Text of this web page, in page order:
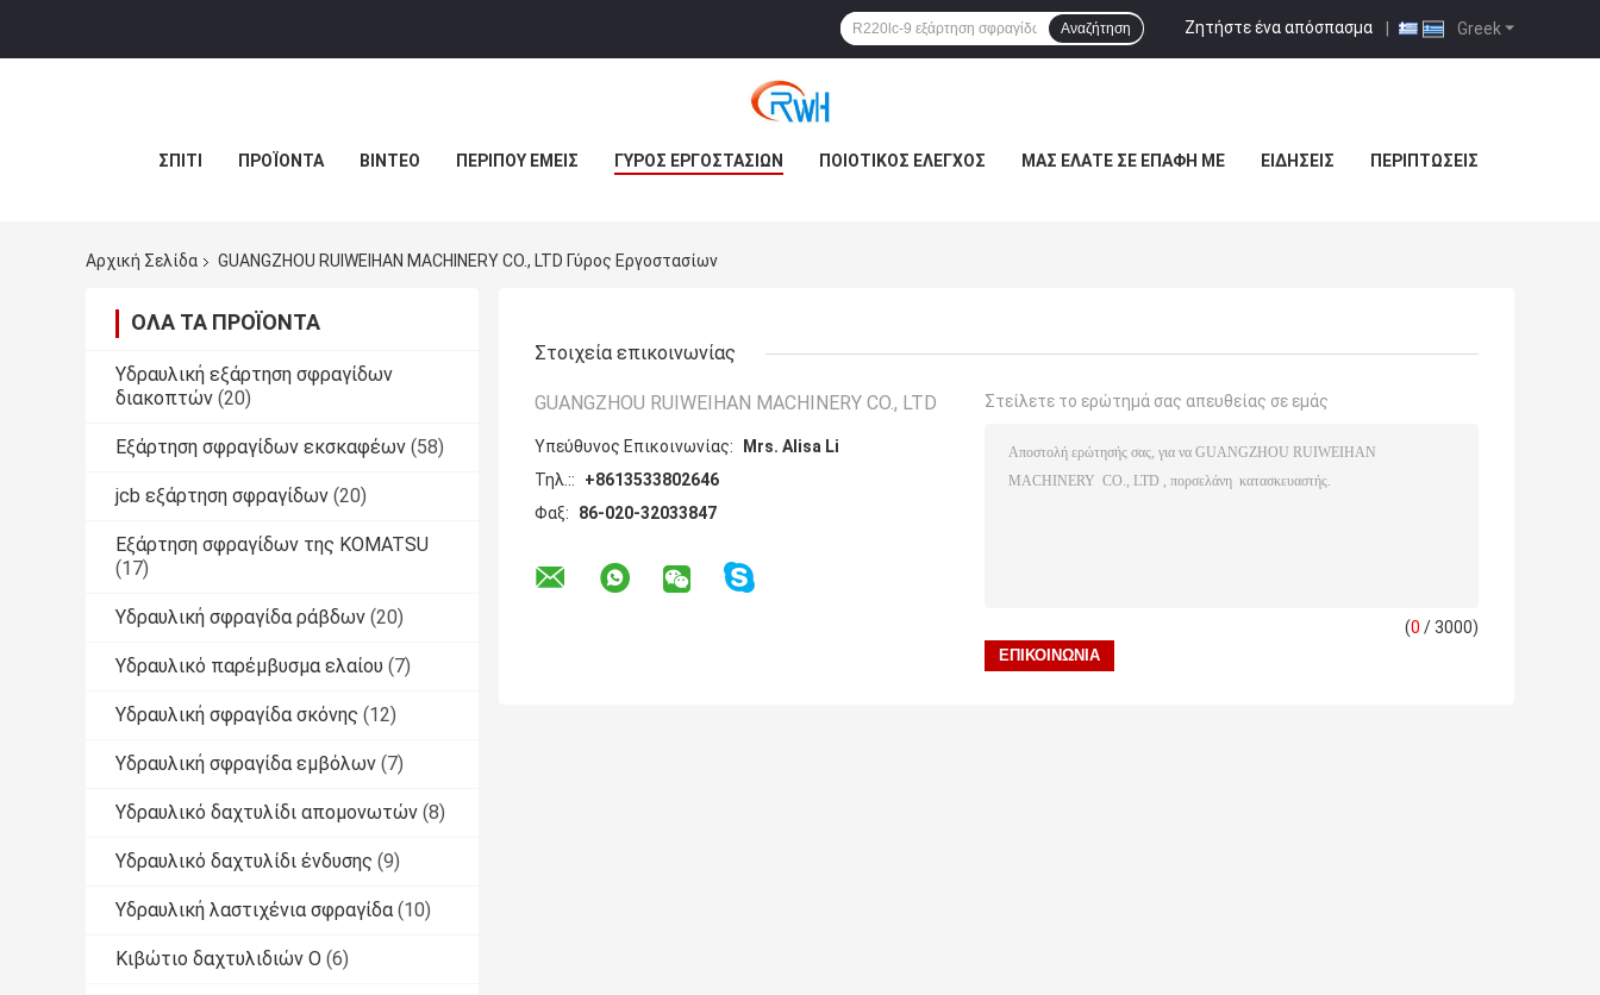
Greek
Ζητήστε ένα απόσπασμα |
Αναζήτηση
ΣΠΊΤΙ ΠΡΟΪΌΝΤΑ ΒΊΝΤΕΟ ΠΕΡΊΠΟΥ ΕΜΕΊΣ ΓΎΡΟΣ ΕΡΓΟΣΤΑΣΊΩΝ ΠΟΙΟΤΙΚΌΣ ΈΛΕΓΧΟΣ ΜΑΣ ΕΛΆΤΕ ΣΕ ΕΠΑΦΉ ΜΕ ΕΙΔΉΣΕΙΣ ΠΕΡΙΠΤΏΣΕΙΣ
Αρχική Σελίδα GUANGZHOU RUIWEIHAN MACHINERY CO., LTD Γύρος Εργοστασίων
ΌΛΑ ΤΑ ΠΡΟΪΌΝΤΑ
Υδραυλική εξάρτηση σφραγίδων
διακοπτών (20)
Εξάρτηση σφραγίδων εκσκαφέων (58)
jcb εξάρτηση σφραγίδων (20)
Εξάρτηση σφραγίδων της KOMATSU
(17)
Υδραυλική σφραγίδα ράβδων (20)
Υδραυλικό παρέμβυσμα ελαίου (7)
Υδραυλική σφραγίδα σκόνης (12)
Υδραυλική σφραγίδα εμβόλων (7)
Υδραυλικό δαχτυλίδι απομονωτών (8)
Υδραυλικό δαχτυλίδι ένδυσης (9)
Υδραυλική λαστιχένια σφραγίδα (10)
Κιβώτιο δαχτυλιδιών Ο (6)
Στοιχεία επικοινωνίας
GUANGZHOU RUIWEIHAN MACHINERY CO., LTD
Υπεύθυνος Επικοινωνίας:
Mrs. Alisa Li
Τηλ.::
+8613533802646
Φαξ:
86-020-32033847
Στείλετε το ερώτημά σας απευθείας σε εμάς
(0 / 3000)